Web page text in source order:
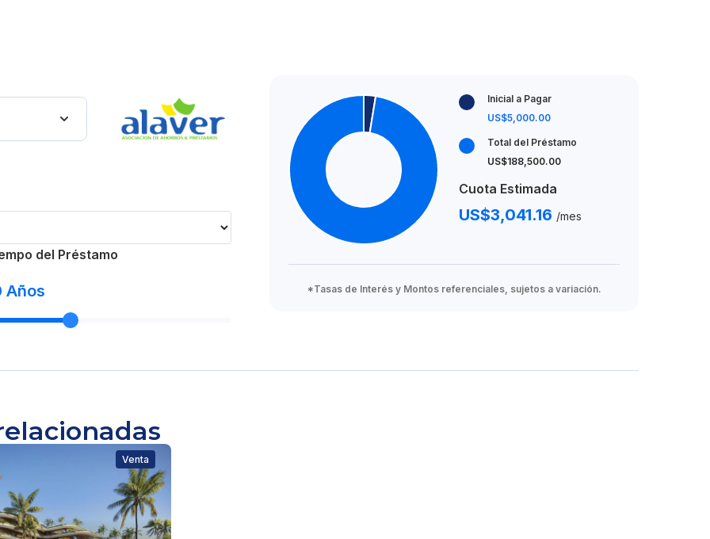
del Préstamo
Años
Inicial a Pagar
US$5,000.00
Total del Préstamo
US$188,500.00
Cuota Estimada
US$3,041.16 /mes
*Tasas de Interés y Montos referenciales, sujetos a variación.
Venta